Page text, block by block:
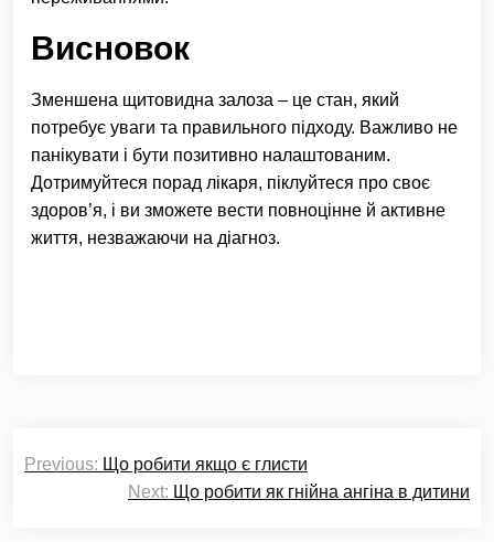
Висновок
Зменшена щитовидна залоза – це стан, який
потребує уваги та правильного підходу. Важливо не
панікувати і бути позитивно налаштованим.
Дотримуйтеся порад лікаря, піклуйтеся про своє
здоров’я, і ви зможете вести повноцінне й активне
життя, незважаючи на діагноз.
записів
Previous: Що робити якщо є глисти
Next: Що робити як гнійна ангіна в дитини